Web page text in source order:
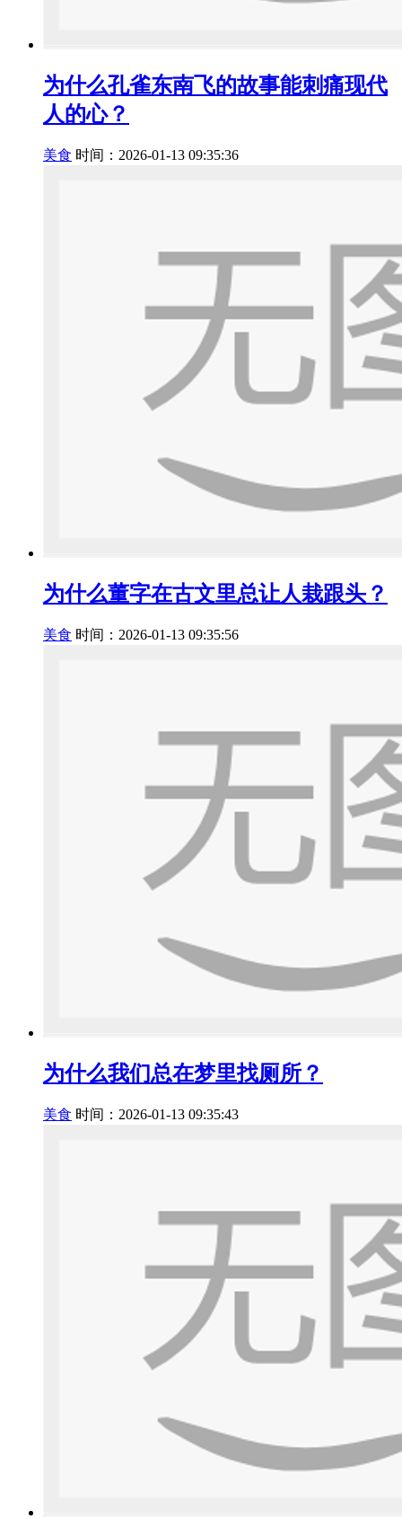
为什么孔雀东南飞的故事能刺痛现代
人的心？
美食 时间：2026-01-13 09:35:36
为什么董字在古文里总让人栽跟头？
美食 时间：2026-01-13 09:35:56
为什么我们总在梦里找厕所？
美食 时间：2026-01-13 09:35:43